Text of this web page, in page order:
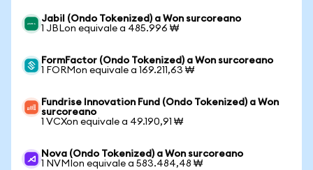
Jabil (Ondo Tokenized) a Won surcoreano
1 JBLon equivale a 485.996 ₩
FormFactor (Ondo Tokenized) a Won surcoreano
1 FORMon equivale a 169.211,63 ₩
Fundrise Innovation Fund (Ondo Tokenized) a Won
surcoreano
1 VCXon equivale a 49.190,91 ₩
Nova (Ondo Tokenized) a Won surcoreano
1 NVMIon equivale a 583.484,48 ₩